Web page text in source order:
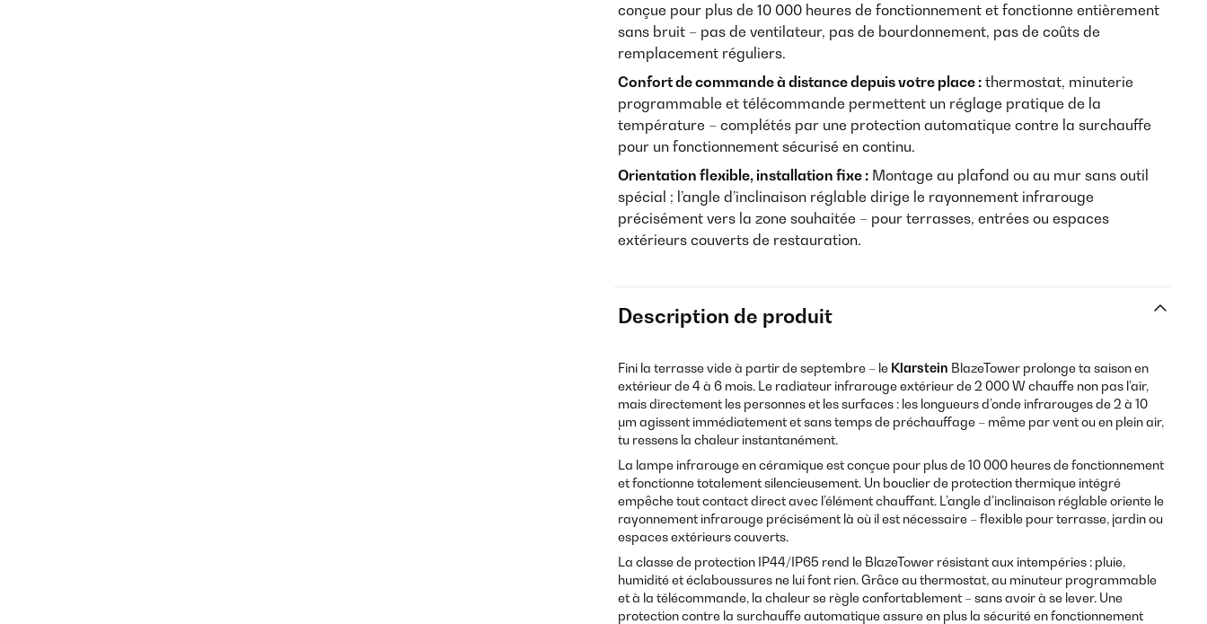
conçue pour plus de 10 000 heures de fonctionnement et fonctionne entièrement
sans bruit – pas de ventilateur, pas de bourdonnement, pas de coûts de
remplacement réguliers.
Confort de commande à distance depuis votre place : thermostat, minuterie
programmable et télécommande permettent un réglage pratique de la
température – complétés par une protection automatique contre la surchauffe
pour un fonctionnement sécurisé en continu.
Orientation flexible, installation fixe : Montage au plafond ou au mur sans outil
spécial ; l’angle d’inclinaison réglable dirige le rayonnement infrarouge
précisément vers la zone souhaitée – pour terrasses, entrées ou espaces
extérieurs couverts de restauration.
Description de produit
Fini la terrasse vide à partir de septembre – le Klarstein BlazeTower prolonge ta saison en
extérieur de 4 à 6 mois. Le radiateur infrarouge extérieur de 2 000 W chauffe non pas l’air,
mais directement les personnes et les surfaces : les longueurs d’onde infrarouges de 2 à 10
μm agissent immédiatement et sans temps de préchauffage – même par vent ou en plein air,
tu ressens la chaleur instantanément.
La lampe infrarouge en céramique est conçue pour plus de 10 000 heures de fonctionnement
et fonctionne totalement silencieusement. Un bouclier de protection thermique intégré
empêche tout contact direct avec l’élément chauffant. L’angle d’inclinaison réglable oriente le
rayonnement infrarouge précisément là où il est nécessaire – flexible pour terrasse, jardin ou
espaces extérieurs couverts.
La classe de protection IP44/IP65 rend le BlazeTower résistant aux intempéries : pluie,
humidité et éclaboussures ne lui font rien. Grâce au thermostat, au minuteur programmable
et à la télécommande, la chaleur se règle confortablement – sans avoir à se lever. Une
protection contre la surchauffe automatique assure en plus la sécurité en fonctionnement